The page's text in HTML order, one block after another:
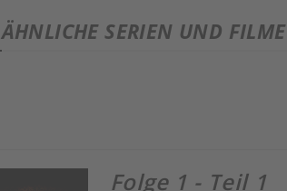
ÄHNLICHE SERIEN UND FILME
Folge 1 - Teil 1